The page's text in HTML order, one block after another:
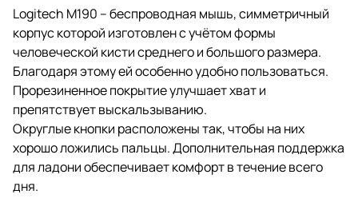
Logitech M190 – беспроводная мышь, симметричный
корпус которой изготовлен с учётом формы
человеческой кисти среднего и большого размера.
Благодаря этому ей особенно удобно пользоваться.
Прорезиненное покрытие улучшает хват и
препятствует выскальзыванию.
Округлые кнопки расположены так, чтобы на них
хорошо ложились пальцы. Дополнительная поддержка
для ладони обеспечивает комфорт в течение всего
дня.